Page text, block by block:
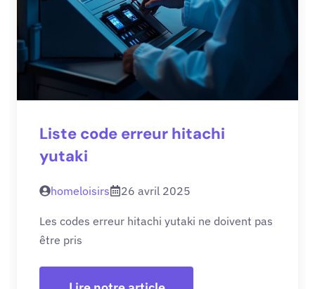
Liste code erreur hitachi
yutaki
homeloisirs 26 avril 2025
Les codes erreur hitachi yutaki ne doivent pas
être pris